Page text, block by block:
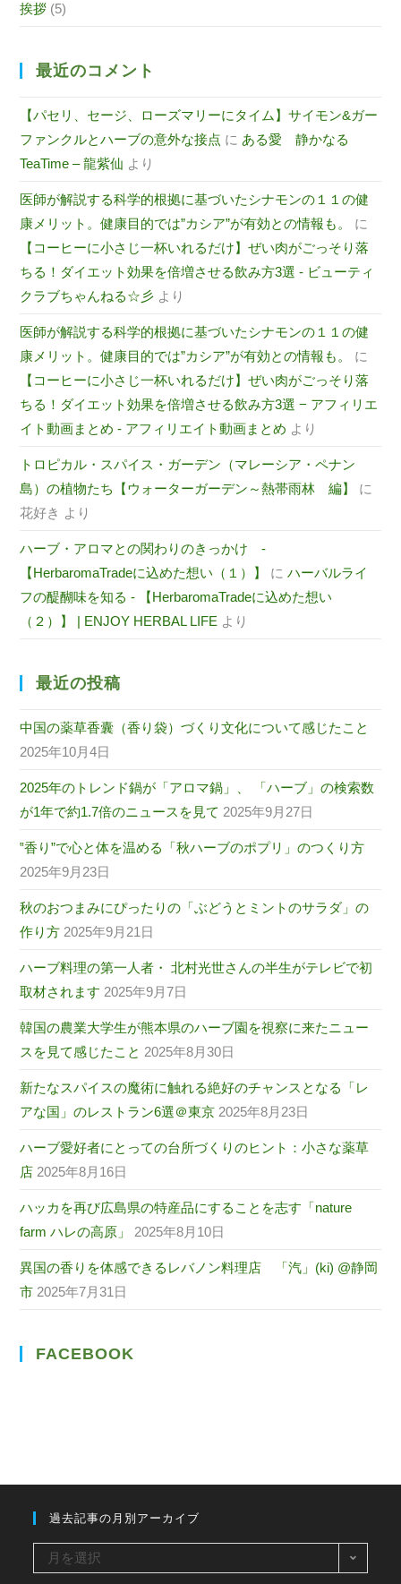
挨拶 (5)
最近のコメント
【パセリ、セージ、ローズマリーにタイム】サイモン&ガー
ファンクルとハーブの意外な接点 に ある愛 静かなる
TeaTime – 龍紫仙 より
医師が解説する科学的根拠に基づいたシナモンの１１の健
康メリット。健康目的では”カシア”が有効との情報も。
に
【コーヒーに小さじ一杯いれるだけ】ぜい肉がごっそり落
ちる！ダイエット効果を倍増させる飲み方3選 - ビューティ
クラブちゃんねる☆彡 より
医師が解説する科学的根拠に基づいたシナモンの１１の健
康メリット。健康目的では”カシア”が有効との情報も。
に
【コーヒーに小さじ一杯いれるだけ】ぜい肉がごっそり落
ちる！ダイエット効果を倍増させる飲み方3選 − アフィリエ
イト動画まとめ - アフィリエイト動画まとめ より
トロピカル・スパイス・ガーデン（マレーシア・ペナン
島）の植物たち【ウォーターガーデン～熱帯雨林 編】
に
花好き より
ハーブ・アロマとの関わりのきっかけ -
【HerbaromaTradeに込めた想い（１）】
にハーバルライ
フの醍醐味を知る - 【HerbaromaTradeに込めた想い
（２）】 | ENJOY HERBAL LIFE より
最近の投稿
中国の薬草香囊（香り袋）づくり文化について感じたこと
2025年10月4日
2025年のトレンド鍋が「アロマ鍋」、 「ハーブ」の検索数
が1年で約1.7倍のニュースを見て 2025年9月27日
‟香り”で心と体を温める「秋ハーブのポプリ」のつくり方
2025年9月23日
秋のおつまみにぴったりの「ぶどうとミントのサラダ」の
作り方 2025年9月21日
ハーブ料理の第一人者・ 北村光世さんの半生がテレビで初
取材されます 2025年9月7日
韓国の農業大学生が熊本県のハーブ園を視察に来たニュー
スを見て感じたこと 2025年8月30日
新たなスパイスの魔術に触れる絶好のチャンスとなる「レ
アな国」のレストラン6選＠東京 2025年8月23日
ハーブ愛好者にとっての台所づくりのヒント：小さな薬草
店 2025年8月16日
ハッカを再び広島県の特産品にすることを志す「nature
farm ハレの高原」
2025年8月10日
異国の香りを体感できるレバノン料理店 「汽」(ki) @静岡
市 2025年7月31日
FACEBOOK
過去記事の月別アーカイブ
去
月を選択